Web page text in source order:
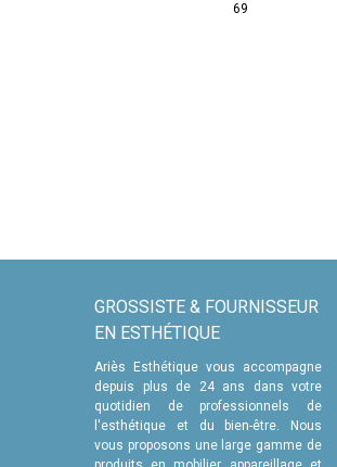
69
GROSSISTE & FOURNISSEUR
EN ESTHÉTIQUE
Ariès Esthétique vous accompagne
depuis plus de 24 ans dans votre
quotidien de professionnels de
l'esthétique et du bien-être. Nous
vous proposons une large gamme de